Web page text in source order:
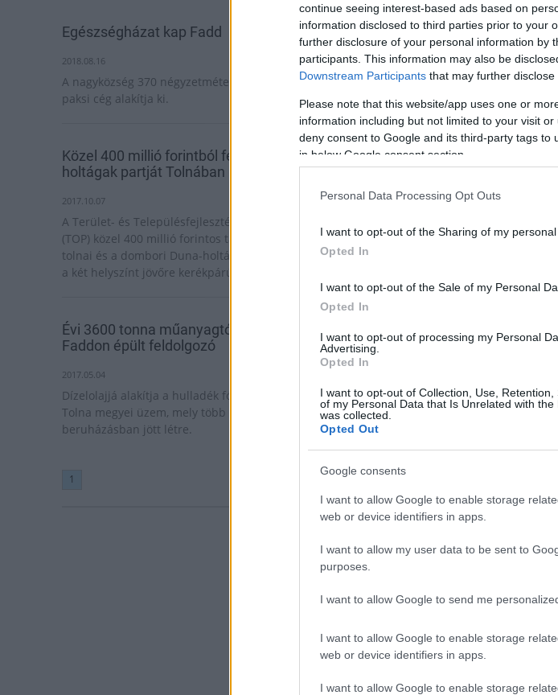
continue seeing interest-based ads based on
information disclosed to third parties prior to your
further disclosure of your personal information by
participants. This information may also be
Downstream Participants that may further
Please note that this website/app uses one or
information including but not limited to your visit
deny consent to Google and its third-party tags to
in below Google consent section.
Personal Data Processing Opt Outs
I want to opt-out of the Sharing of my personal
Opted In
I want to opt-out of the Sale of my Personal
Opted In
I want to opt-out of processing my Personal
Advertising.
Opted In
I want to opt-out of Collection, Use,
of my Personal Data that Is Unrelated with
was collected.
Opted Out
Google consents
I want to allow Google to enable storage
web or device identifiers in apps.
I want to allow my user data to be sent to
purposes.
I want to allow Google to send me
I want to allow Google to enable storage
web or device identifiers in apps.
I want to allow Google to enable storage
Egészségházat kap Fadd
2018.08.16
A nagyközség 370 négyzetméteres új intézményét egy
paksi cég alakítja ki.
Közel 400 millió forintból fejlesztik a Duna-
holtágak partját Tolnában
2017.10.07
A Terület- és Településfejlesztési Operatív Program
(TOP) közel 400 millió forintos támogatásával fejlesztik a
tolnai és a dombori Duna-holtág egy-egy partszakaszát,
a két helyszínt jövőre kerékpárút is összeköti.
Évi 3600 tonna műanyagtól szabadíthat meg a
Faddon épült feldolgozó
2017.05.04
Dízelolajjá alakítja a hulladék fóliákat és flakonokat a
Tolna megyei üzem, mely több mint 1 milliárd forintos
beruházásban jött létre.
Kizárólag környezetbarát
Fadd új üzeméből
2018.07.05
Komposztálható műanyagból
és vákuumformázott árut, az
politejsav teljes mértékben
Elismerésben részesült a
Kormányhivatal korábbi
2017.09.04
a Megyenapi Ünnepi
Melegszik a Duna-holtág és
1